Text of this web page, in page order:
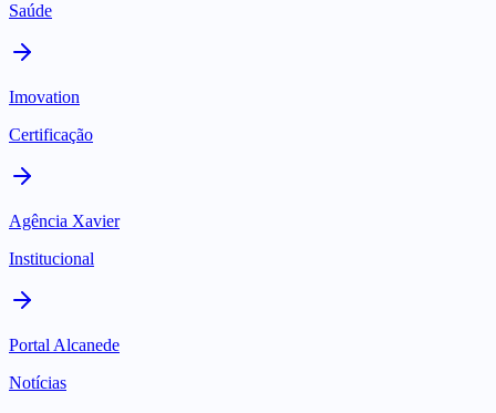
Saúde
Imovation
Certificação
Agência Xavier
Institucional
Portal Alcanede
Notícias